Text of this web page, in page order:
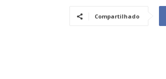
Compartilhado